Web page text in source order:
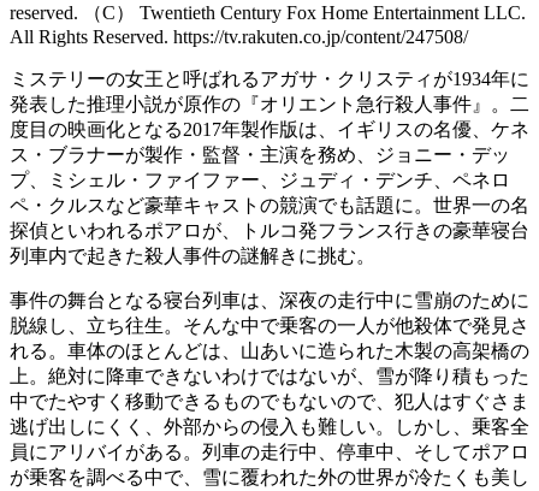
reserved. （C） Twentieth Century Fox Home Entertainment LLC.
All Rights Reserved. https://tv.rakuten.co.jp/content/247508/
ミステリーの女王と呼ばれるアガサ・クリスティが1934年に
発表した推理小説が原作の『オリエント急行殺人事件』。二
度目の映画化となる2017年製作版は、イギリスの名優、ケネ
ス・ブラナーが製作・監督・主演を務め、ジョニー・デッ
プ、ミシェル・ファイファー、ジュディ・デンチ、ペネロ
ペ・クルスなど豪華キャストの競演でも話題に。世界一の名
探偵といわれるポアロが、トルコ発フランス行きの豪華寝台
列車内で起きた殺人事件の謎解きに挑む。
事件の舞台となる寝台列車は、深夜の走行中に雪崩のために
脱線し、立ち往生。そんな中で乗客の一人が他殺体で発見さ
れる。車体のほとんどは、山あいに造られた木製の高架橋の
上。絶対に降車できないわけではないが、雪が降り積もった
中でたやすく移動できるものでもないので、犯人はすぐさま
逃げ出しにくく、外部からの侵入も難しい。しかし、乗客全
員にアリバイがある。列車の走行中、停車中、そしてポアロ
が乗客を調べる中で、雪に覆われた外の世界が冷たくも美し